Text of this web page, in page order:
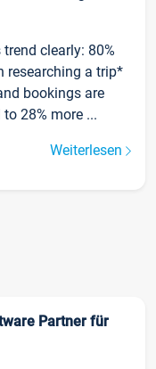
clearly: 80%
researching a trip*
bookings are
28% more ...
Weiterlesen
Partner für